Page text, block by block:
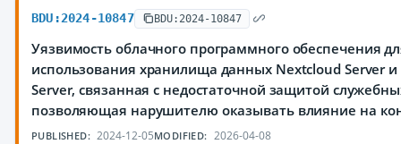
BDU:2024-10847 BDU:2024-10847
Уязвимость облачного программного обеспечения
использования хранилища данных Nextcloud Server
Server, связанная с недостаточной защитой
позволяющая нарушителю оказывать влияние на
PUBLISHED: 2024-12-05MODIFIED: 2026-04-08